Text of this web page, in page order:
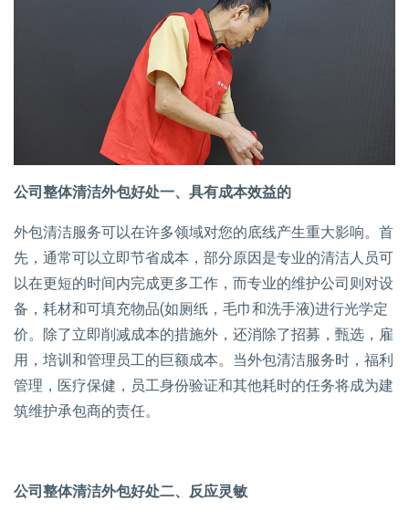
公司整体清洁外包好处一、具有成本效益的
外包清洁服务可以在许多领域对您的底线产生重大影响。首
先，通常可以立即节省成本，部分原因是专业的清洁人员可
以在更短的时间内完成更多工作，而专业的维护公司则对设
备，耗材和可填充物品(如厕纸，毛巾和洗手液)进行光学定
价。除了立即削减成本的措施外，还消除了招募，甄选，雇
用，培训和管理员工的巨额成本。当外包清洁服务时，福利
管理，医疗保健，员工身份验证和其他耗时的任务将成为建
筑维护承包商的责任。
公司整体清洁外包好处二、反应灵敏